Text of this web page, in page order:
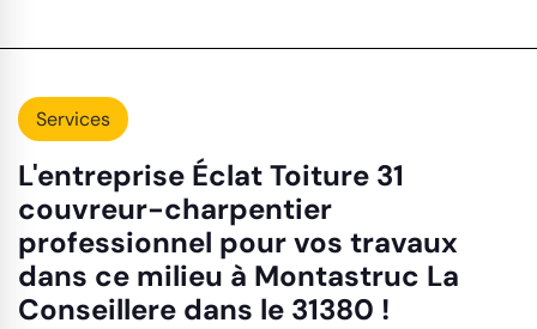
Services
L'entreprise Éclat Toiture 31
couvreur-charpentier
professionnel pour vos travaux
dans ce milieu à Montastruc La
Conseillere dans le 31380 !